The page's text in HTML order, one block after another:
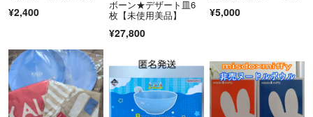
¥2,400
ボーン★デザート皿6
枚【未使用美品】
¥27,800
¥5,000